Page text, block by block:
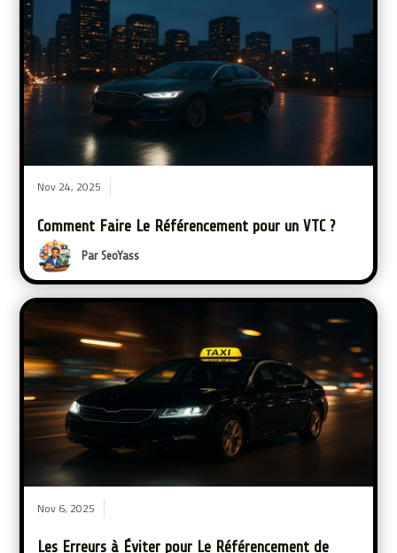
Nov 24, 2025
Comment Faire Le Référencement pour un VTC ?
Par SeoYass
Nov 6, 2025
Les Erreurs à Éviter pour Le Référencement de